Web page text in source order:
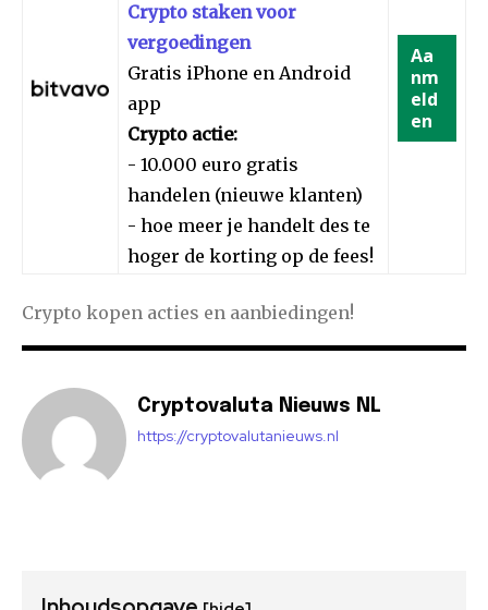
Crypto staken voor
vergoedingen
Gratis iPhone en Android
app
Crypto actie:
- 10.000 euro gratis
handelen (nieuwe klanten)
- hoe meer je handelt des te
hoger de korting op de fees!
Aa
nm
eld
en
Crypto kopen acties en aanbiedingen!
Cryptovaluta Nieuws NL
https://cryptovalutanieuws.nl